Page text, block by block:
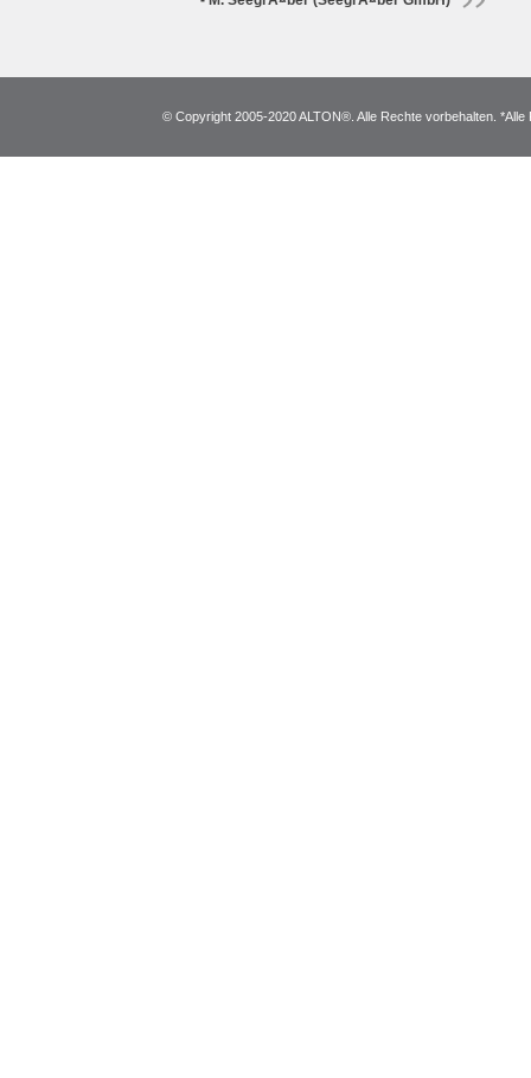
© Copyright 2005-2020 ALTON®. Alle Rechte vorbehalten.